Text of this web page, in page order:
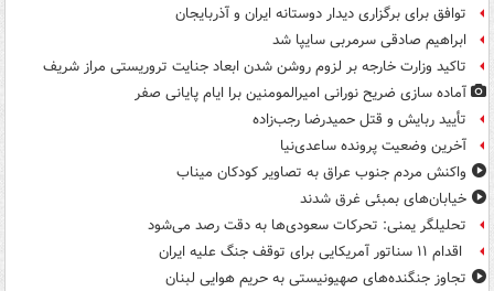
توافق برای برگزاری دیدار دوستانه ایران و آذربایجان
ابراهیم صادقی سرمربی سایپا شد
تاکید وزارت خارجه بر لزوم روشن شدن ابعاد جنایت تروریستی مراز شریف
آماده سازی ضریح نورانی امیرالمومنین برا ایام پایانی صفر
تأیید ربایش و قتل حمیدرضا رجب‌زاده
آخرین وضعیت پرونده ساعدی‌نیا
واکنش مردم جنوب عراق به تصاویر کودکان میناب
خیابان‌های بمبئی غرق شدند
تحلیلگر یمنی: تحرکات سعودی‌ها به دقت رصد می‌شود
اقدام ۱۱ سناتور آمریکایی برای توقف جنگ علیه ایران
تجاوز جنگنده‌های صهیونیستی به حریم هوایی لبنان